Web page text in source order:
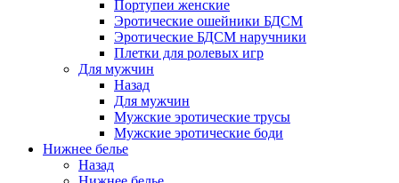
Портупеи женские
Эротические ошейники БДСМ
Эротические БДСМ наручники
Плетки для ролевых игр
Для мужчин
Назад
Для мужчин
Мужские эротические трусы
Мужские эротические боди
Нижнее белье
Назад